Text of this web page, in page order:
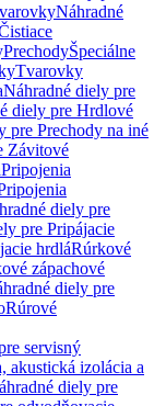
Náhradné
PrechodyŠpeciálne
Tvarovky
Náhradné diely pre
diely pre Hrdlové
pre Prechody na iné
Závitové
Pripojenia
diely pre
pre Pripájacie
hrdláRúrkové
zápachové
diely pre
Rúrové
servisný
akustická izolácia a
diely pre